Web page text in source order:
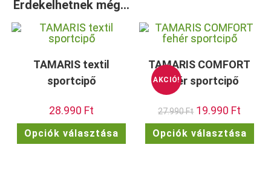
Érdekelhetnek még…
TAMARIS textil
sportcipő
28.990 Ft
Opciók választása
Ennek
terméknek
AKCIÓ!
TAMARIS COMFORT
fehér sportcipő
27.990Ft Original
price
was:
27.990 Ft.
19.990 Ft
is:
19.990
Opciók választása